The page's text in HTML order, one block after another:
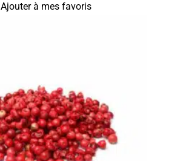
Ajouter à mes favoris